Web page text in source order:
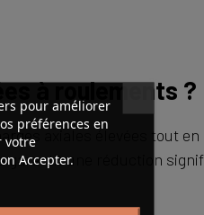
à roulements ?
axiales élevées tout
garantit une réduction
pour améliorer
préférences en
votre
Accepter.